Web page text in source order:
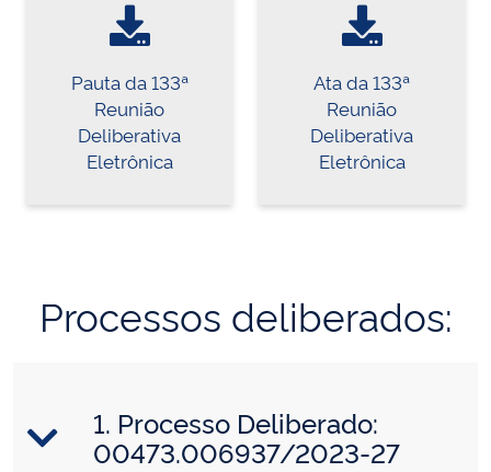
Pauta da 133ª
Reunião
Deliberativa
Eletrônica
Ata da 133ª
Reunião
Deliberativa
Eletrônica
Processos deliberados:
1. Processo Deliberado:
00473.006937/2023-27